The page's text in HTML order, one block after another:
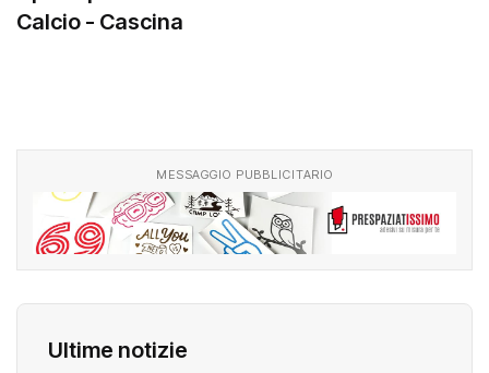
Calcio - Cascina
MESSAGGIO PUBBLICITARIO
Ultime notizie